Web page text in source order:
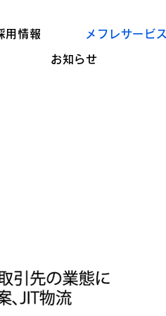
用情報 メフレサービス
お知らせ